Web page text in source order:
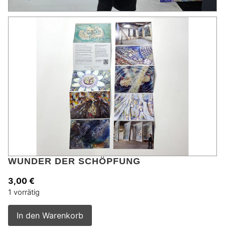
WUNDER DER SCHÖPFUNG
3,00 €
1 vorrätig
In den Warenkorb